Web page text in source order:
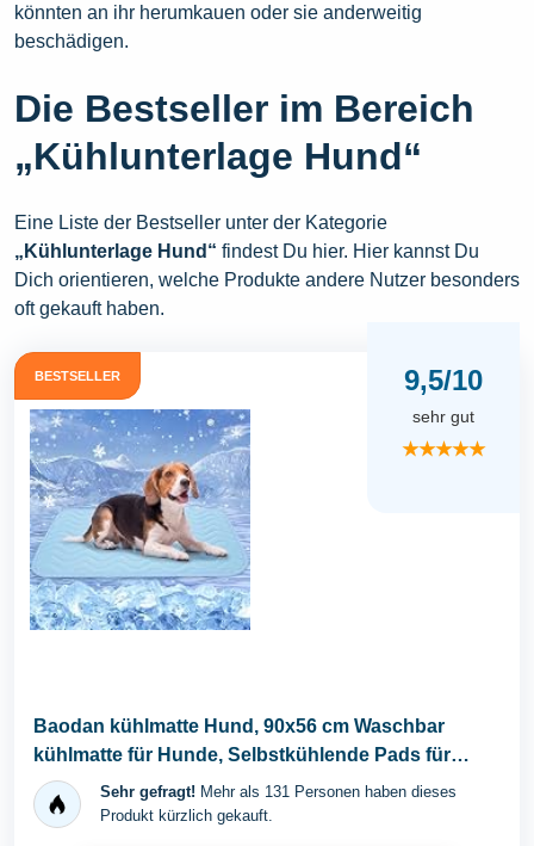
könnten an ihr herumkauen oder sie anderweitig
beschädigen.
Die Bestseller im Bereich
„Kühlunterlage Hund“
Eine Liste der Bestseller unter der Kategorie
„Kühlunterlage Hund“ findest Du hier. Hier kannst Du
Dich orientieren, welche Produkte andere Nutzer besonders
oft gekauft haben.
BESTSELLER 9,5/10
sehr gut
★★★★★
Baodan kühlmatte Hund, 90x56 cm Waschbar
kühlmatte für Hunde, Selbstkühlende Pads für
Hunde...Sehr gefragt! Mehr als 131 Personen haben dieses
Produkt kürzlich gekauft.